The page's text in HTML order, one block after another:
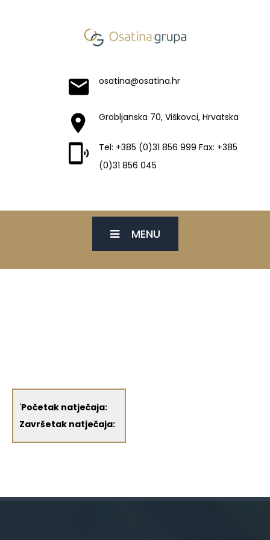
osatina@osatina.hr
Grobljanska 70, Viškovci, Hrvatska
Tel: +385 (0)31 856 999 Fax: +385
(0)31 856 045
MENU
'Početak natječaja:
Završetak natječaja: